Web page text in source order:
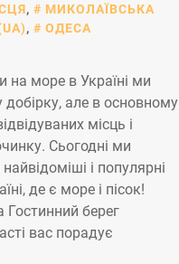
,
МИКОЛАЇВСЬКА
, ОДЕСА
на море в Україні ми
але в основному
місць і
Сьогодні ми
і популярні
де є море і пісок!
берег
вас порадує